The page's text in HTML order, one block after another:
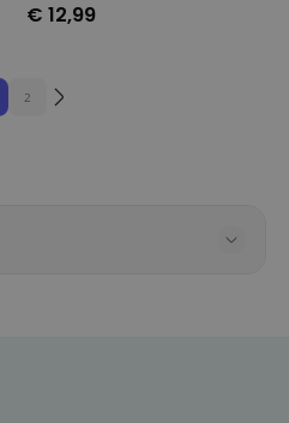
€ 12,99
2